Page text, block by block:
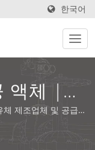
한국어
액체 |
형 윤활
제조업체 및 공급